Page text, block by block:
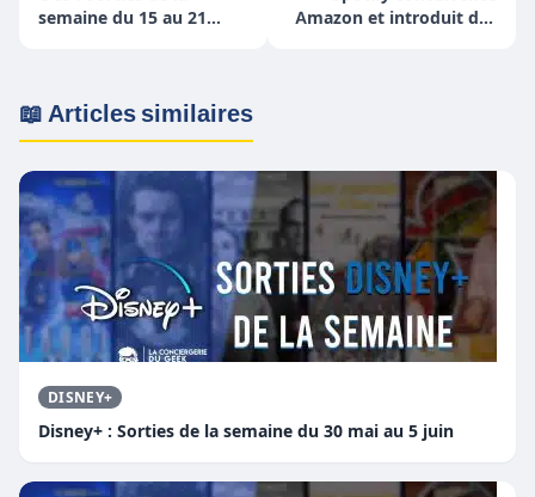
semaine du 15 au 21
Amazon et introduit des
📖 Articles similaires
DISNEY+
Disney+ : Sorties de la semaine du 30 mai au 5 juin